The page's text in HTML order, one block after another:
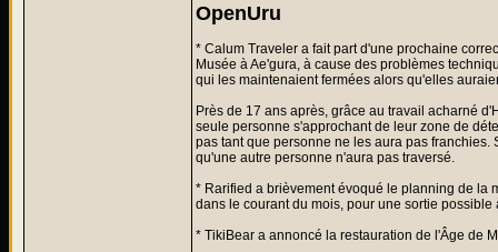
OpenUru
* Calum Traveler a fait part d'une prochaine
Musée à Ae'gura, à cause des problèmes
qui les maintenaient fermées alors qu'elles
Près de 17 ans après, grâce au travail acharné
seule personne s'approchant de leur zone de
pas tant que personne ne les aura pas
qu'une autre personne n'aura pas traversé.
* Rarified a brièvement évoqué le planning de la
dans le courant du mois, pour une sortie possible
* TikiBear a annoncé la restauration de l'Âge de